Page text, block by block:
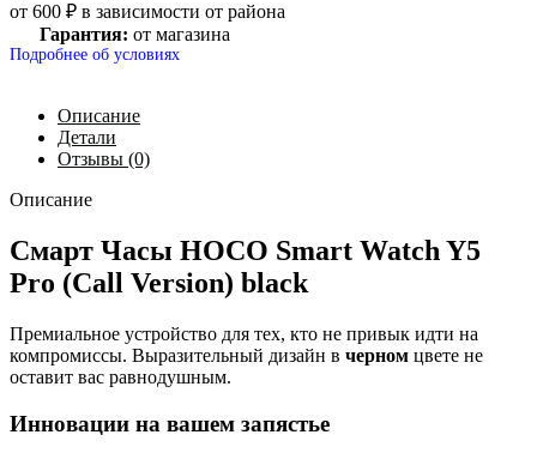
от 600 ₽ в зависимости от района
Гарантия: от магазина
Подробнее об условиях
Описание
Детали
Отзывы (0)
Описание
Смарт Часы HOCO Smart Watch Y5
Pro (Call Version) black
Премиальное устройство для тех, кто не привык идти на
компромиссы. Выразительный дизайн в черном цвете не
оставит вас равнодушным.
Инновации на вашем запястье